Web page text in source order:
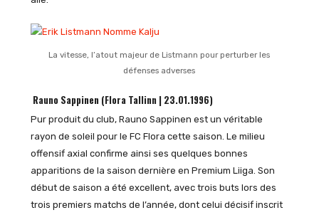
La vitesse, l’atout majeur de Listmann pour perturber les
défenses adverses
Rauno Sappinen (Flora Tallinn | 23.01.1996)
Pur produit du club, Rauno Sappinen est un véritable
rayon de soleil pour le FC Flora cette saison. Le milieu
offensif axial confirme ainsi ses quelques bonnes
apparitions de la saison dernière en Premium Liiga. Son
début de saison a été excellent, avec trois buts lors des
trois premiers matchs de l’année, dont celui décisif inscrit